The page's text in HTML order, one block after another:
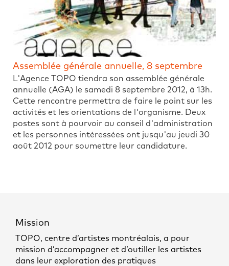
Assemblée générale annuelle, 8 septembre
L'Agence TOPO tiendra son assemblée générale
annuelle (AGA) le samedi 8 septembre 2012, à 13h.
Cette rencontre permettra de faire le point sur les
activités et les orientations de l'organisme. Deux
postes sont à pourvoir au conseil d'administration
et les personnes intéressées ont jusqu'au jeudi 30
août 2012 pour soumettre leur candidature.
Mission
TOPO, centre d’artistes montréalais, a pour
mission d’accompagner et d’outiller les artistes
dans leur exploration des pratiques